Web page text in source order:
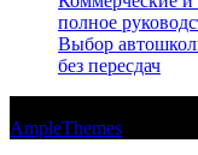
полное
Выбор
без пересдач
AmpleThemes